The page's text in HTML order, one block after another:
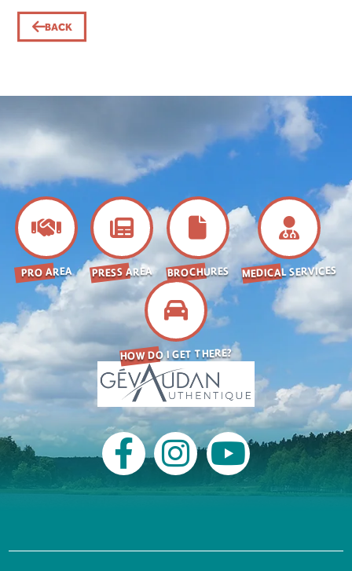
BACK
PRO AREA PRESS AREA BROCHURES MEDICAL SERVICES
HOW DO I GET THERE?